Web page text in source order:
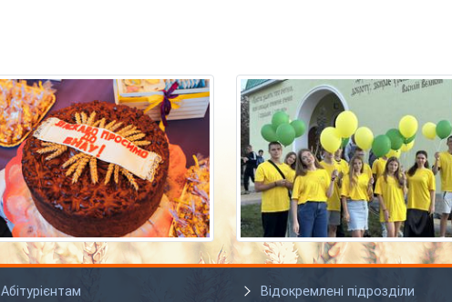
Абітурієнтам Відокремлені підрозділи